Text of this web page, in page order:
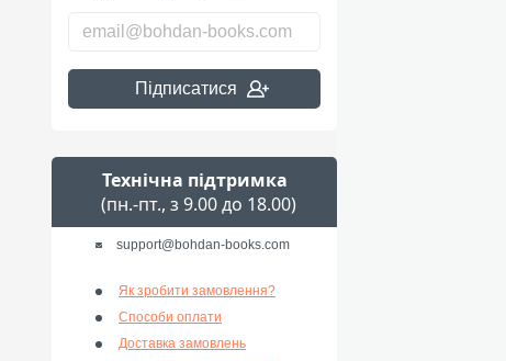
Підписатися
Технічна підтримка
(пн.-пт., з 9.00 до 18.00)
support@bohdan-books.com
Як зробити замовлення?
Способи оплати
Доставка замовлень